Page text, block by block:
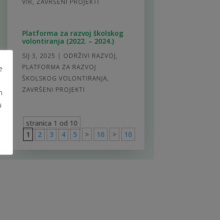
VIR, ZAVRŠENI PROJEKTI
Platforma za razvoj školskog
volontiranja (2022. – 2024.)
SIJ 3, 2025 | ODRŽIVI RAZVOJ,
PLATFORMA ZA RAZVOJ
ŠKOLSKOG VOLONTIRANJA,
ZAVRŠENI PROJEKTI
stranica 1 od 10
1
2 3 4 5 > 10 > 10